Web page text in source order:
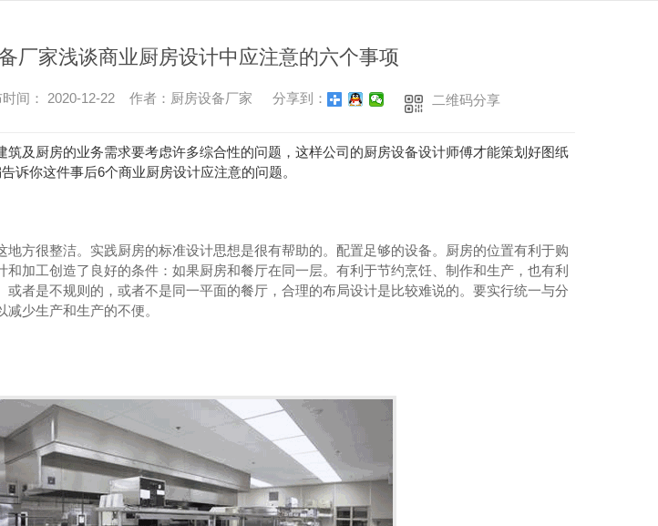
厂家浅谈商业厨房设计中应注意的六个事项
间： 2020-12-22 作者：厨房设备厂家 分享到： 二维码分享
及厨房的业务需求要考虑许多综合性的问题，这样公司的厨房设备设计师傅才能策划好图纸
诉你这件事后6个商业厨房设计应注意的问题。
方很整洁。实践厨房的标准设计思想是很有帮助的。配置足够的设备。厨房的位置有利于购
加工创造了良好的条件：如果厨房和餐厅在同一层。有利于节约烹饪、制作和生产，也有利
者是不规则的，或者不是同一平面的餐厅，合理的布局设计是比较难说的。要实行统一与分
少生产和生产的不便。